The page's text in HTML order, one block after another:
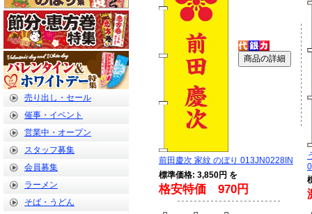
売り出し・セール
催事・イベント
営業中・オープン
スタッフ募集
会員募集
ラーメン
そば・うどん
前田慶次 家紋 のぼり 013JN0228IN
標準価格: 3,850円 を
格安特価 970円